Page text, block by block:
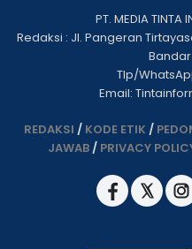
PT. MEDIA TINTA
Redaksi : Jl. Pangeran
Tlp/
Email:
REDAKSI / KODE ETIK /
JAWAB/ PRIVACY